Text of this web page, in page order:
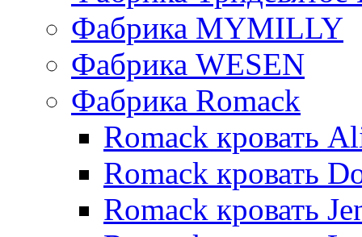
Фабрика MYMILLY
Фабрика WESEN
Фабрика Romack
Romack кровать
Romack кровать
Romack кровать